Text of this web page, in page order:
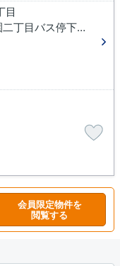
目
厨川駅 徒歩69分 松園二丁目バス停下車 徒歩2分
会員限定物件を
閲覧する